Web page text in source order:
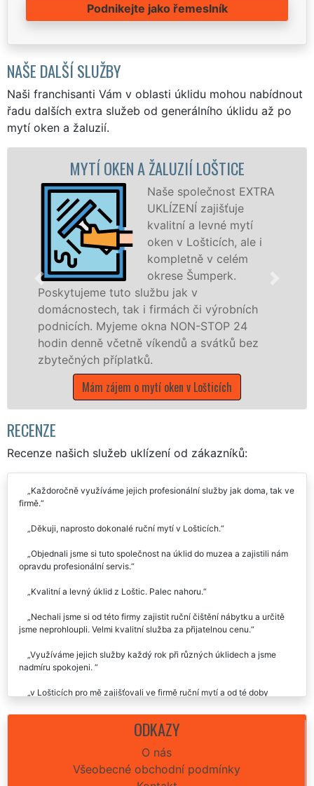
Podnikejte jako řemeslník
NAŠE DALŠÍ SLUŽBY
Naši franchisanti Vám v oblasti úklidu mohou nabídnout
řadu dalších extra služeb od generálního úklidu až po
mytí oken a žaluzií.
MYTÍ OKEN A ŽALUZIÍ LOŠTICE
Naše společnost EXTRA
UKLÍZENÍ zajišťuje
kvalitní a levné mytí
oken v Lošticích, ale i
kompletně v celém
okrese Šumperk.
tuto službu jak v
tak i firmách či výrobních
Myjeme okna NON-STOP 24
denně včetně víkendů a svátků bez
příplatků.
Mám zájem o mytí oken v Lošticích
RECENZE
Recenze našich služeb uklízení od zákazníků:
Každoročně využíváme jejich profesionální služby jak doma, tak ve
Objednali jsme si tuto společnost na úklid do muzea a zajistili nám
Nechali jsme si od této firmy zajistit ruční čištění nábytku a určitě
Využíváme jejich služby každý rok při různých úklidech a jsme
ODKAZY
O nás